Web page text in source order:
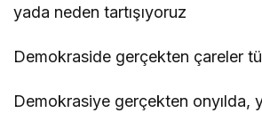
yada neden tartışıyoruz
Demokraside gerçekten çareler
Demokrasiye gerçekten onyılda,